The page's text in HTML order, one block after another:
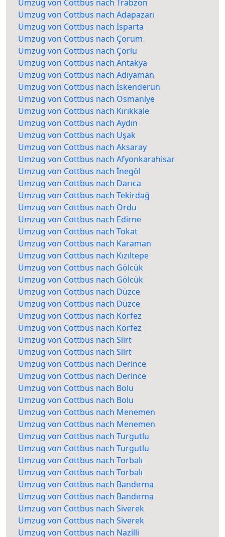
Umzug von Cottbus nach Trabzon
Umzug von Cottbus nach Adapazarı
Umzug von Cottbus nach Isparta
Umzug von Cottbus nach Çorum
Umzug von Cottbus nach Çorlu
Umzug von Cottbus nach Antakya
Umzug von Cottbus nach Adıyaman
Umzug von Cottbus nach İskenderun
Umzug von Cottbus nach Osmaniye
Umzug von Cottbus nach Kırıkkale
Umzug von Cottbus nach Aydın
Umzug von Cottbus nach Uşak
Umzug von Cottbus nach Aksaray
Umzug von Cottbus nach Afyonkarahisar
Umzug von Cottbus nach İnegöl
Umzug von Cottbus nach Darıca
Umzug von Cottbus nach Tekirdağ
Umzug von Cottbus nach Ordu
Umzug von Cottbus nach Edirne
Umzug von Cottbus nach Tokat
Umzug von Cottbus nach Karaman
Umzug von Cottbus nach Kızıltepe
Umzug von Cottbus nach Gölcük
Umzug von Cottbus nach Gölcük
Umzug von Cottbus nach Düzce
Umzug von Cottbus nach Düzce
Umzug von Cottbus nach Körfez
Umzug von Cottbus nach Körfez
Umzug von Cottbus nach Siirt
Umzug von Cottbus nach Siirt
Umzug von Cottbus nach Derince
Umzug von Cottbus nach Derince
Umzug von Cottbus nach Bolu
Umzug von Cottbus nach Bolu
Umzug von Cottbus nach Menemen
Umzug von Cottbus nach Menemen
Umzug von Cottbus nach Turgutlu
Umzug von Cottbus nach Turgutlu
Umzug von Cottbus nach Torbalı
Umzug von Cottbus nach Torbalı
Umzug von Cottbus nach Bandırma
Umzug von Cottbus nach Bandırma
Umzug von Cottbus nach Siverek
Umzug von Cottbus nach Siverek
Umzug von Cottbus nach Nazilli